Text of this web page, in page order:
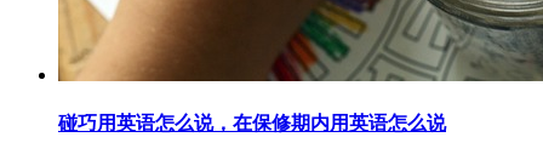
碰巧用英语怎么说，在保修期内用英语怎么说